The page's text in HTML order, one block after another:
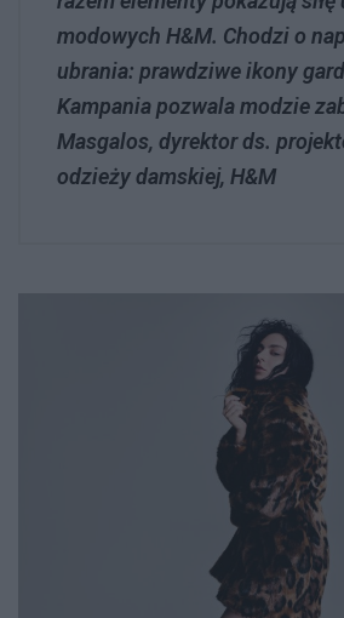
modowych H&M. Chodzi o
ubrania: prawdziwe ikony
Kampania pozwala modzie
Masgalos, dyrektor ds.
odzieży damskiej, H&M